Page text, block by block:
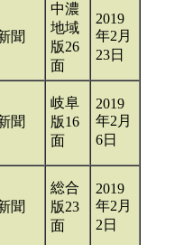
聞
中濃
地域
版26
面
2019
年2月
23日
聞
岐阜
版16
面
2019
年2月
6日
聞
総合
版23
面
2019
年2月
2日